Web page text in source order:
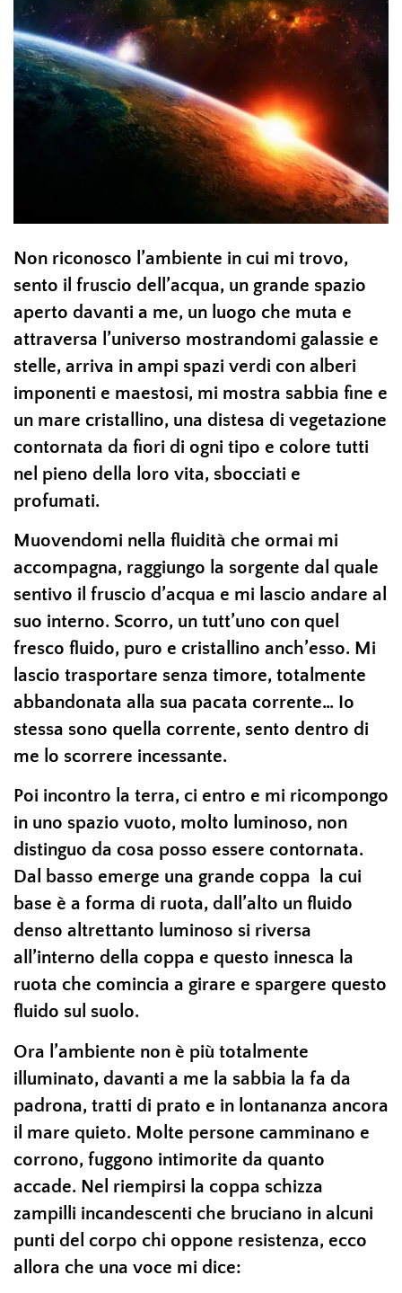
Non riconosco l’ambiente in cui mi trovo,
sento il fruscio dell’acqua, un grande spazio
aperto davanti a me, un luogo che muta e
attraversa l’universo mostrandomi galassie e
stelle, arriva in ampi spazi verdi con alberi
imponenti e maestosi, mi mostra sabbia fine e
un mare cristallino, una distesa di vegetazione
contornata da fiori di ogni tipo e colore tutti
nel pieno della loro vita, sbocciati e
profumati.
Muovendomi nella fluidità che ormai mi
accompagna, raggiungo la sorgente dal quale
sentivo il fruscio d’acqua e mi lascio andare al
suo interno. Scorro, un tutt’uno con quel
fresco fluido, puro e cristallino anch’esso. Mi
lascio trasportare senza timore, totalmente
abbandonata alla sua pacata corrente… Io
stessa sono quella corrente, sento dentro di
me lo scorrere incessante.
Poi incontro la terra, ci entro e mi ricompongo
in uno spazio vuoto, molto luminoso, non
distinguo da cosa posso essere contornata.
Dal basso emerge una grande coppa la cui
base è a forma di ruota, dall’alto un fluido
denso altrettanto luminoso si riversa
all’interno della coppa e questo innesca la
ruota che comincia a girare e spargere questo
fluido sul suolo.
Ora l’ambiente non è più totalmente
illuminato, davanti a me la sabbia la fa da
padrona, tratti di prato e in lontananza ancora
il mare quieto. Molte persone camminano e
corrono, fuggono intimorite da quanto
accade. Nel riempirsi la coppa schizza
zampilli incandescenti che bruciano in alcuni
punti del corpo chi oppone resistenza, ecco
allora che una voce mi dice: